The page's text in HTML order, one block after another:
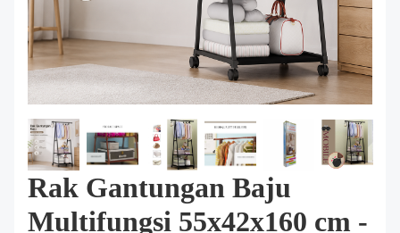
Rak Gantungan Baju
Multifungsi 55x42x160 cm -